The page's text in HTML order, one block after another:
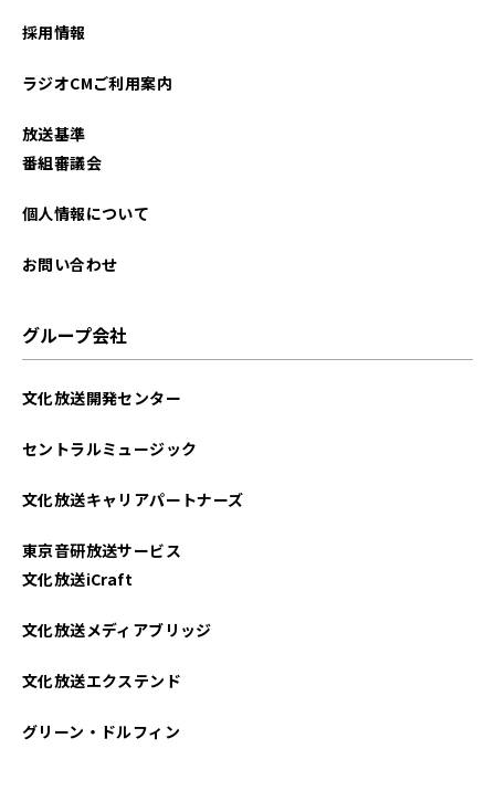
採用情報
ラジオCMご利用案内
放送基準
番組審議会
個人情報について
お問い合わせ
グループ会社
文化放送開発センター
セントラルミュージック
文化放送キャリアパートナーズ
東京音研放送サービス
文化放送iCraft
文化放送メディアブリッジ
文化放送エクステンド
グリーン・ドルフィン